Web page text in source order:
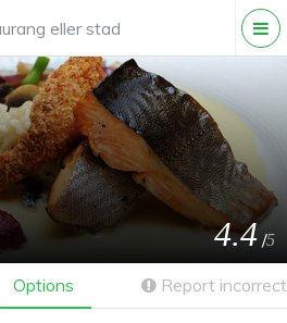
4.4 /5
Options Report